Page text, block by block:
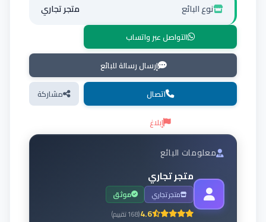
نوع البائع متجر تجاري
التواصل عبر واتساب
إرسال رسالة للبائع
اتصال
مشاركة
إبلاغ
معلومات البائع
متجر تجاري
متجر تجاري موثق
4.6
(
168تقييم)